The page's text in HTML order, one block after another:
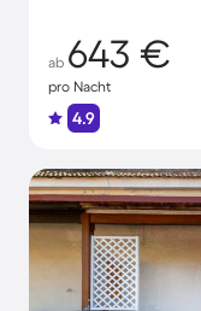
ab 643 €
pro Nacht
4.9